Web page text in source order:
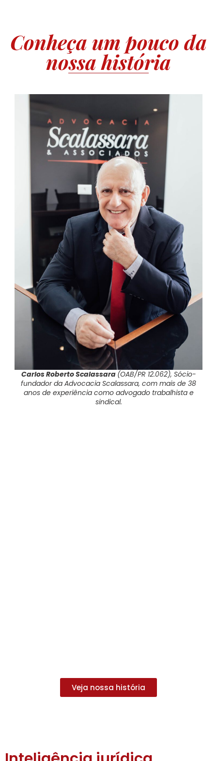
Conheça um pouco da
nossa história
Carlos Roberto Scalassara (OAB/PR 12.062), Sócio-
fundador da Advocacia Scalassara, com mais de 38
anos de experiência como advogado trabalhista e
sindical.
Veja nossa história